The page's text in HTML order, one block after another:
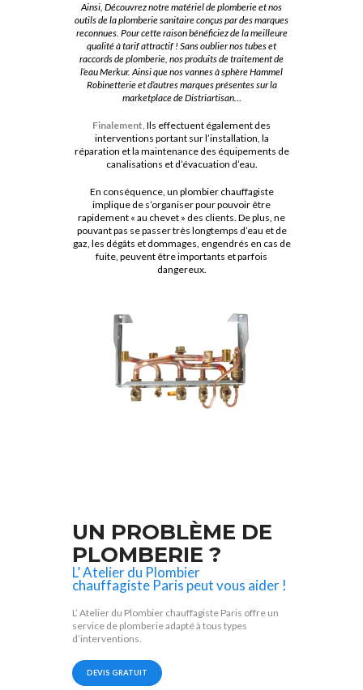
Ainsi, Découvrez notre matériel de plomberie et nos
outils de la plomberie sanitaire conçus par des marques
reconnues. Pour cette raison bénéficiez de la meilleure
qualité à tarif attractif ! Sans oublier nos tubes et
raccords de plomberie, nos produits de traitement de
l’eau Merkur. Ainsi que nos vannes à sphère Hammel
Robinetterie et d’autres marques présentes sur la
marketplace de Distriartisan…
Finalement, Ils effectuent également des
interventions portant sur l’installation, la
réparation et la maintenance des équipements de
canalisations et d’évacuation d’eau.
En conséquence, un plombier chauffagiste
implique de s’organiser pour pouvoir être
rapidement « au chevet » des clients. De plus, ne
pouvant pas se passer très longtemps d’eau et de
gaz, les dégâts et dommages, engendrés en cas de
fuite, peuvent être importants et parfois
dangereux.
UN PROBLÈME DE
PLOMBERIE ?
L’ Atelier du Plombier
chauffagiste Paris peut vous aider !
L’ Atelier du Plombier chauffagiste Paris offre un
service de plomberie adapté à tous types
d’interventions.
DEVIS GRATUIT